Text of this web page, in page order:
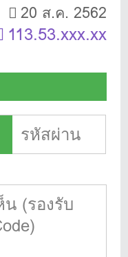
20 ส.ค. 2562
113.53.xxx.xx